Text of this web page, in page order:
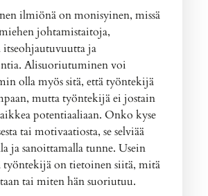
ilmiönä on monisyinen, missä
johtamistaitoja,
itseohjautuvuutta ja
Alisuoriutuminen voi
olla myös sitä, että työntekijä
mutta työntekijä ei jostain
potentiaaliaan. Onko kyse
tai motivaatiosta, se selviää
ja sanoittamalla tunne. Usein
työntekijä on tietoinen siitä, mitä
tai miten hän suoriutuu.